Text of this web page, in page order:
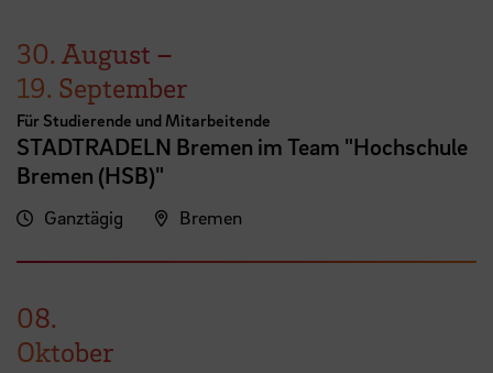
30. August –
19. September
Für Studierende und Mitarbeitende
STADTRADELN Bremen im Team "Hochschule
Bremen (HSB)"
Ganztägig Bremen
08.
Oktober